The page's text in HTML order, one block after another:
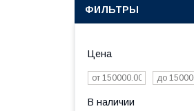
ФИЛЬТРЫ
Цена
В наличии